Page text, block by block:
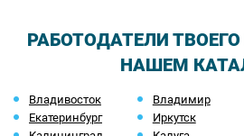
РАБОТОДАТЕЛИ
НАШЕМ
Владивосток Владимир
Екатеринбург
Иркутск